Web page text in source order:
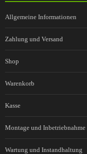
Allgemeine Informationen
Zahlung und Versand
Shop
Warenkorb
Kasse
Montage und Inbetriebnahme
Wartung und Instandhaltung